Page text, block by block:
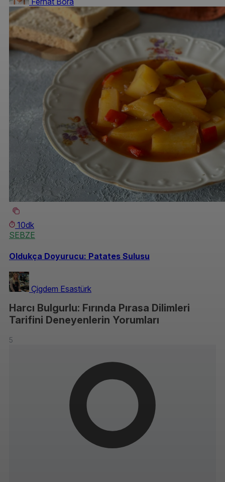
10dk
SEBZE
Oldukça Doyurucu: Patates Sulusu
Çigdem Esastürk
Harcı Bulgurlu: Fırında Pırasa Dilimleri
Tarifini Deneyenlerin Yorumları
5